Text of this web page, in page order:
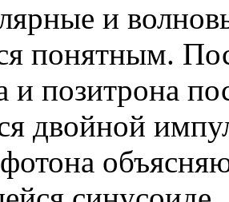
и
понятным.
и позитрона
двойной